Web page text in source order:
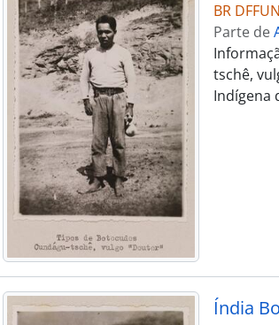
BR
Parte de
tschê,
Indígena
Índia